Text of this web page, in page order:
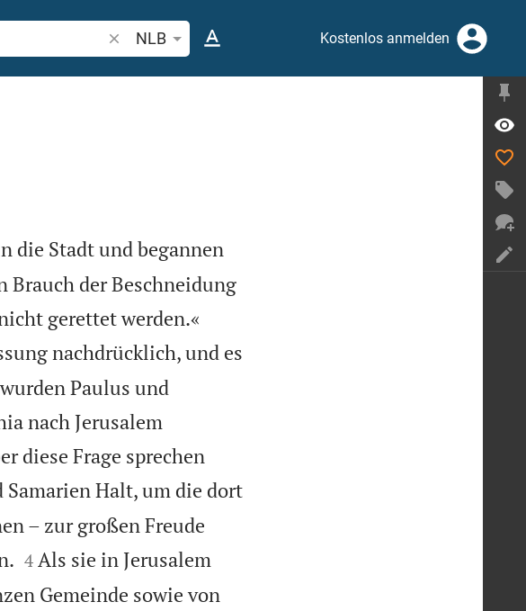
Bibelstelle oder Begriff suchen
NLB Kostenlos anmelden
die Stadt und begannen
Brauch der Beschneidung
gerettet werden.«
nachdrücklich, und es
Paulus und
nach Jerusalem
diese Frage sprechen
Halt, um die dort
– zur großen Freude

4 Als sie in Jerusalem
Gemeinde sowie von